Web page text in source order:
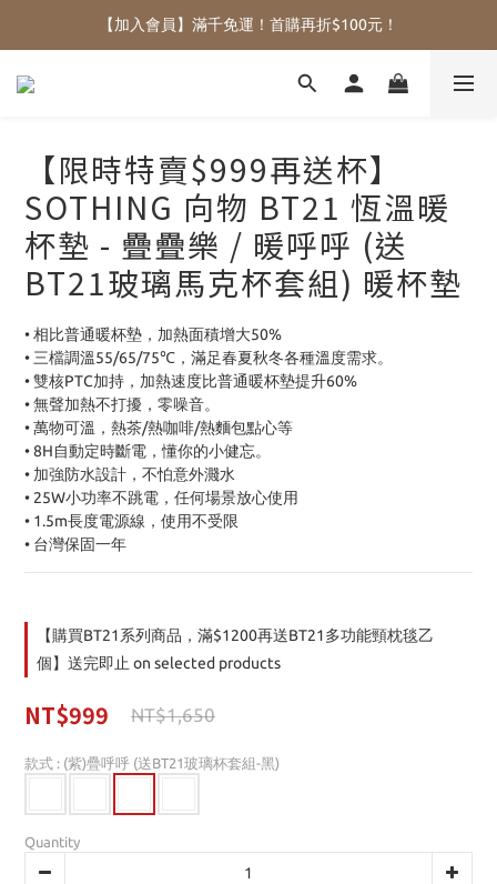
【加入會員】滿千免運！首購再折$100元！
【限時特賣$999再送杯】
SOTHING 向物 BT21 恆溫暖
杯墊 - 疊疊樂 / 暖呼呼 (送
BT21玻璃馬克杯套組) 暖杯墊
• 相比普通暖杯墊，加熱面積增大50%
• 三檔調溫55/65/75℃，滿足春夏秋冬各種溫度需求。
• 雙核PTC加持，加熱速度比普通暖杯墊提升60%
• 無聲加熱不打擾，零噪音。
• 萬物可溫，熱茶/熱咖啡/熱麵包點心等
• 8H自動定時斷電，懂你的小健忘。
• 加強防水設計，不怕意外濺水
• 25W小功率不跳電，任何場景放心使用
• 1.5m長度電源線，使用不受限
• 台灣保固一年
【購買BT21系列商品，滿$1200再送BT21多功能頸枕毯乙
個】送完即止 on selected products
NT$999 NT$1,650
款式 : (紫)疊呼呼 (送BT21玻璃杯套組-黑)
Quantity